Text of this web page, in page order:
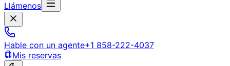
Llámenos
Hable con un agente+1 858-222-4037
Mis reservas